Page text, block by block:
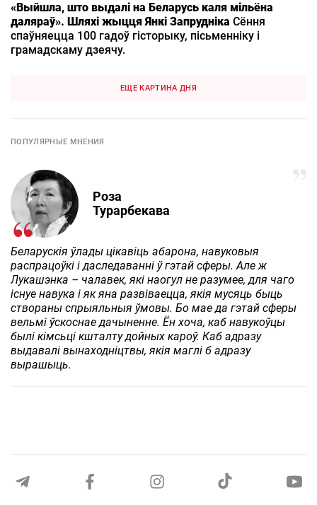
«Выйшла, што выдалі на Беларусь каля мільёна
даляраў». Шляхі жыцця Янкі Запрудніка Сёння
спаўняецца 100 гадоў гісторыку, пісьменніку і
грамадскаму дзеячу.
ЕЩЕ КАРТИНА ДНЯ
ПОПУЛЯРНЫЕ МНЕНИЯ
Роза
Турарбекава
Беларускія ўлады цікавіць абарона, навуковыя
распрацоўкі і даследаванні ў гэтай сферы. Але ж
Лукашэнка – чалавек, які наогул не разумее, для чаго
існуе навука і як яна развіваецца, якія мусяць быць
створаны спрыяльныя ўмовы. Бо мае да гэтай сферы
вельмі ўскоснае дачыненне. Ён хоча, каб навукоўцы
былі кімсьці кшталту дойных кароў. Каб адразу
выдавалі вынаходніцтвы, якія маглі б адразу
вырашыць.